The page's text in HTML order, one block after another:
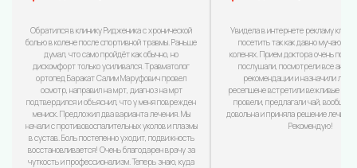
Обратился в клинику Ридженика с хронической
болью в колене после спортивной травмы. Раньше
думал, что само пройдёт как обычно, но
дискомфорт только усиливался. Травматолог
ортопед Баракат Салим Маруфович провел
осмотр, направил на мрт, диагноз на мрт
подтвердился и объяснил, что у меня поврежден
мениск. Предложил два варианта лечения. Мы
начали с противовоспалительных уколов и плазмы
в сустав. Боль постепенно уходит, подвижность
восстановливается! Очень благодарен врачу за
чуткость и профессионализм. Теперь знаю, куда
Увидела в интернете рекламу
посетить так как давно мучаюсь
коленях. Прием доктора очень
послушали, посмотрели все
рекомендации и назначили
ресепшене встретили вежливые
провели, предлагали чай, вообщем
довольна и приняла решение
Рекомендую!